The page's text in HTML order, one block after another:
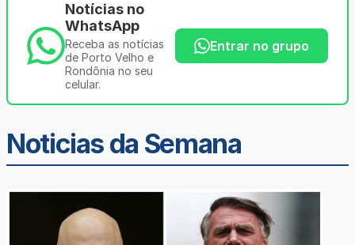
Notícias no
WhatsApp
Receba as notícias
de Porto Velho e
Rondônia no seu
celular.
Entrar no grupo
Noticias da Semana